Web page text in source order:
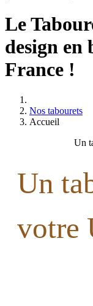
Le
design en
France !
Nos tabourets
Accueil
Un
Un
votre